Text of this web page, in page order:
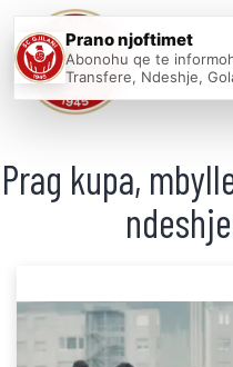
Prag kupa,
Prano njoftimet
Abonohu qe te
Transfere, Ndeshje,